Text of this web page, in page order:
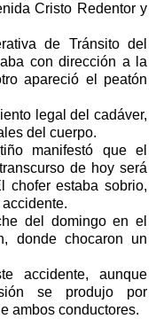
Cristo Redentor y
de Tránsito del
con dirección a la
apareció el peatón
legal del cadáver,
del cuerpo.
manifestó que el
de hoy será
chofer estaba sobrio,
del domingo en el
donde chocaron un
accidente, aunque
se produjo por
ambos conductores.